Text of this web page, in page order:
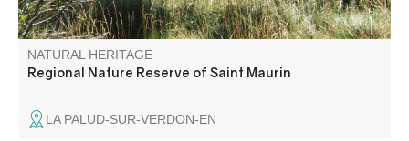
NATURAL HERITAGE
Regional Nature Reserve of Saint Maurin
LA PALUD-SUR-VERDON-EN